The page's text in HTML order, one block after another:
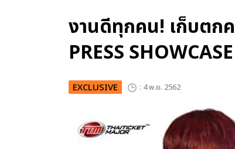
งานดีทุกคน! เก็บตก
PRESS
EXCLUSIVE : 4 พ.ย. 2562